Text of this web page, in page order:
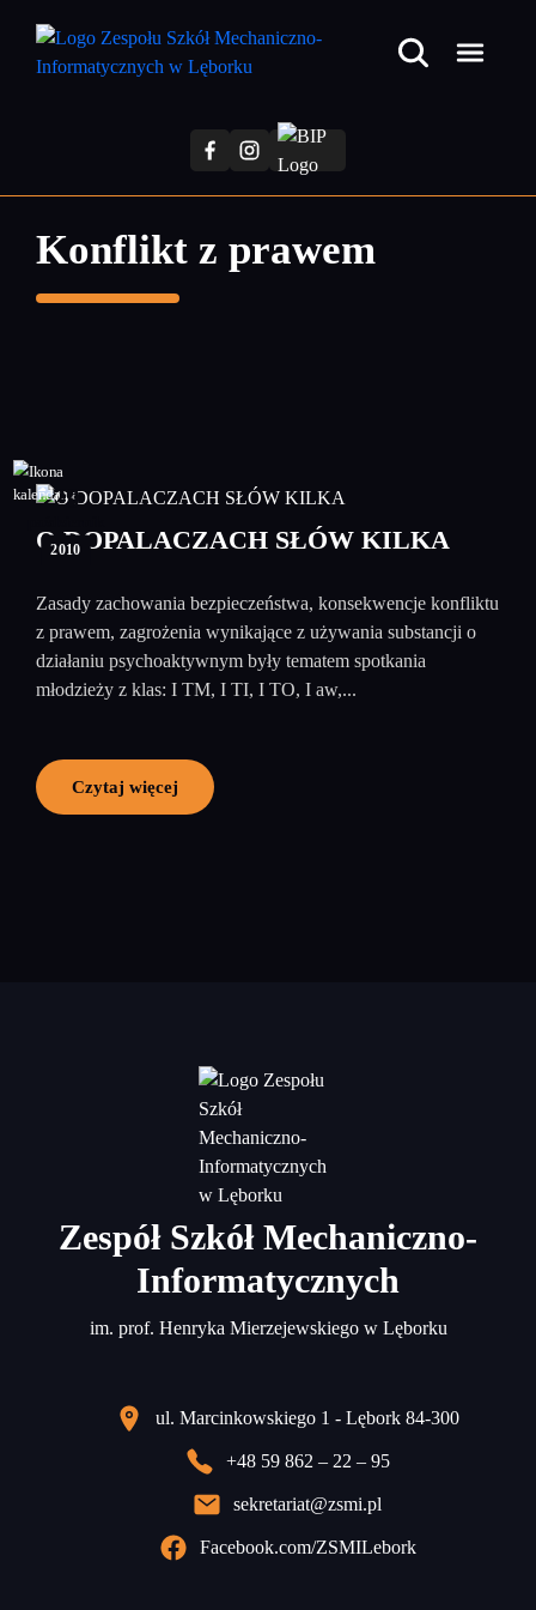
treści
Konflikt z prawem
29
2010
O DOPALACZACH SŁÓW KILKA
Zasady zachowania bezpieczeństwa, konsekwencje konfliktu
z prawem, zagrożenia wynikające z używania substancji o
działaniu psychoaktywnym były tematem spotkania
młodzieży z klas: I TM, I TI, I TO, I aw,...
Czytaj więcej
Zespół Szkół Mechaniczno-
Informatycznych
im. prof. Henryka Mierzejewskiego w Lęborku
ul. Marcinkowskiego 1 - Lębork 84-300
+48 59 862 – 22 – 95
sekretariat@zsmi.pl
Facebook.com/ZSMILebork